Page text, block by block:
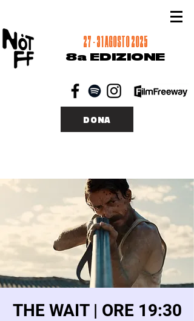
27 - 31 AGOSTO 2025
8a EDIZIONE
DONA
THE WAIT | ORE 19:30